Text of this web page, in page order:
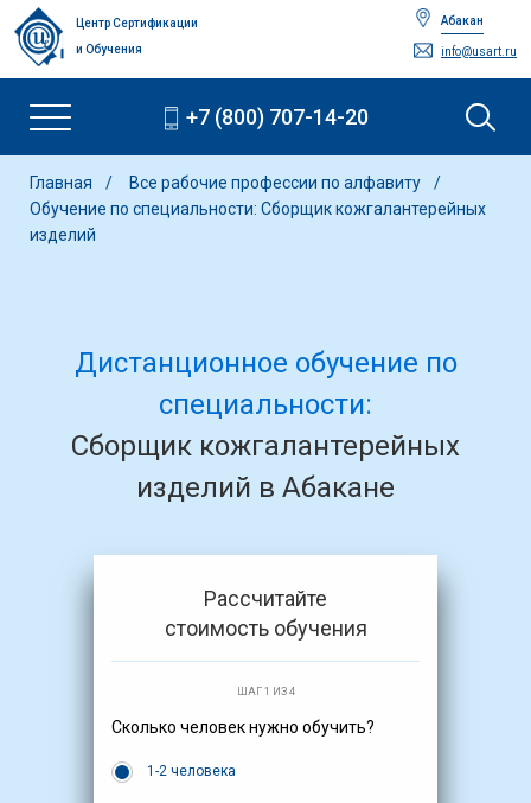
Центр Сертификации
и Обучения
Абакан
info@usart.ru
+7 (800) 707-14-20
Главная
Все рабочие профессии по алфавиту
Обучение по специальности: Сборщик кожгалантерейных
изделий
Дистанционное обучение по
специальности:
Сборщик кожгалантерейных
изделий в Абакане
Рассчитайте
стоимость обучения
ШАГ 1 ИЗ 4
Сколько человек нужно обучить?
1-2 человека